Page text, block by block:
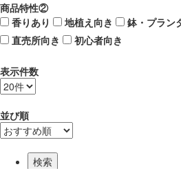
商品特性②
香りあり
地植え向き 鉢・プラン
直売所向き
初心者向き
表示件数
並び順
検索